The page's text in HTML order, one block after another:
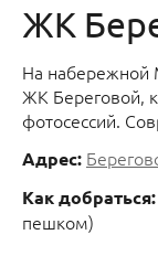
ЖК
На набережной
ЖК Береговой,
фотосессий.
Адрес:
Как добраться:
пешком)